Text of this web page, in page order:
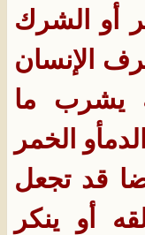
أو الشرك
الإنسان
يشرب ما
أو الخمر
قد تجعل
أو ينكر